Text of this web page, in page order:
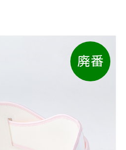
廃番